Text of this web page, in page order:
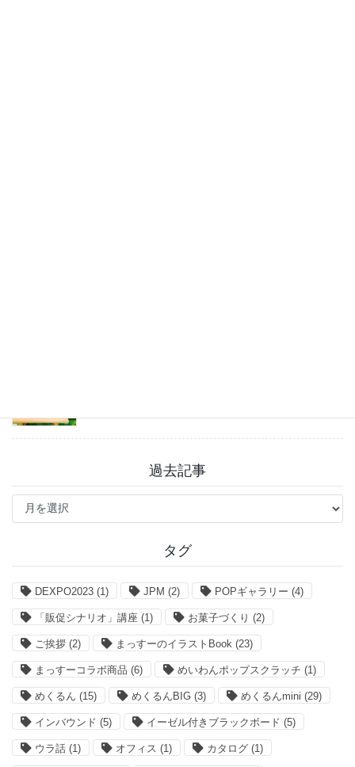
過去記事
過
記
タグ
DEXPO2023 (1) JPM (2) POPギャラリー (4)
「販促シナリオ」講座 (1) お菓子づくり (2)
ご挨拶 (2) まっすーのイラストBook (23)
まっすーコラボ商品 (6) めいわんポップスクラッチ (1)
めくるん (15) めくるんBIG (3) めくるんmini (29)
インバウンド (5) イーゼル付きブラックボード (5)
ウラ話 (1) オフィス (1) カタログ (1)